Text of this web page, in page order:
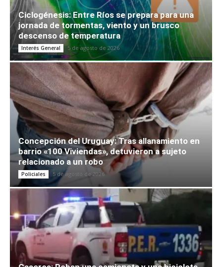
Ciclogénesis: Entre Ríos se prepara para una
jornada de tormentas, viento y un brusco
descenso de temperatura
Interés General 5 de agosto de 2026
Concepción del Uruguay: Tras allanamiento en
barrio «100 Viviendas», detuvieron a sujeto
relacionado a un robo
Policiales 5 de agosto de 2026